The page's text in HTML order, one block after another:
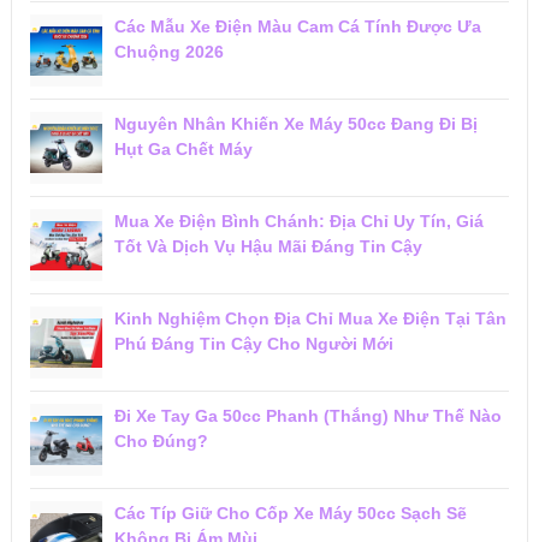
Các Mẫu Xe Điện Màu Cam Cá Tính Được Ưa
Chuộng 2026
Nguyên Nhân Khiến Xe Máy 50cc Đang Đi Bị
Hụt Ga Chết Máy
Mua Xe Điện Bình Chánh: Địa Chỉ Uy Tín, Giá
Tốt Và Dịch Vụ Hậu Mãi Đáng Tin Cậy
Kinh Nghiệm Chọn Địa Chỉ Mua Xe Điện Tại Tân
Phú Đáng Tin Cậy Cho Người Mới
Đi Xe Tay Ga 50cc Phanh (Thắng) Như Thế Nào
Cho Đúng?
Các Típ Giữ Cho Cốp Xe Máy 50cc Sạch Sẽ